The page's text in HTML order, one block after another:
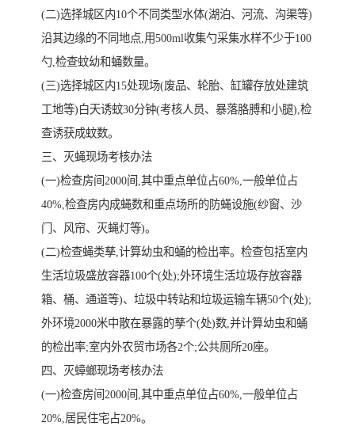
(二)选择城区内10个不同类型水体(湖泊、河流、沟渠等)
沿其边缘的不同地点,用500ml收集勺采集水样不少于100
勺,检查蚊幼和蛹数量。
(三)选择城区内15处现场(废品、轮胎、缸罐存放处建筑
工地等)白天诱蚊30分钟(考核人员、暴落胳膊和小腿),检
查诱获成蚊数。
三、灭蝇现场考核办法
(一)检查房间2000间,其中重点单位占60%,一般单位占
40%,检查房内成蝇数和重点场所的防蝇设施(纱窗、沙
门、风帘、灭蝇灯等)。
(二)检查蝇类孳,计算幼虫和蛹的检出率。检查包括室内
生活垃圾盛放容器100个(处);外环境生活垃圾存放容器
箱、桶、通道等)、垃圾中转站和垃圾运输车辆50个(处);
外环境2000米中散在暴露的孳个(处)数,并计算幼虫和蛹
的检出率;室内外农贸市场各2个;公共厕所20座。
四、灭蟑螂现场考核办法
(一)检查房间2000间,其中重点单位占60%,一般单位占
20%,居民住宅占20%。